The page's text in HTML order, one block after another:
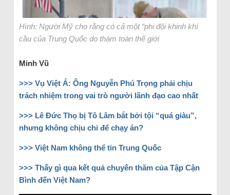
Hình: Người Mỹ cho rằng có cả một “phi đội khinh khí
cầu của Trung Quốc do thám toàn thế giới
Minh Vũ
>>> Vụ Việt Á: Ông Nguyễn Phú Trọng phải chịu
trách nhiệm trong vai trò người lãnh đạo cao nhất
>>> Lê Đức Thọ bị Tô Lâm bắt bởi tội “quá giàu”,
nhưng không chịu chi để chạy án?
>>> Việt Nam không thể tin Trung Quốc
>>> Thấy gì qua kết quả chuyến thăm của Tập Cận
Bình đến Việt Nam?